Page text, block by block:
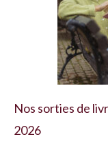
Nos sorties de
2026